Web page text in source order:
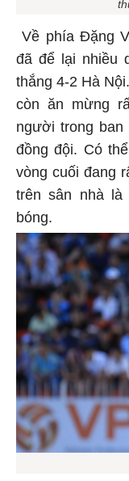
Về phía Đặng
đã để lại nhiều
thắng 4-2 Hà
còn ăn mừng
người trong
đồng đội. Có
vòng cuối đang
trên sân nhà
bóng.